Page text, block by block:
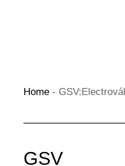
Home -
GSV